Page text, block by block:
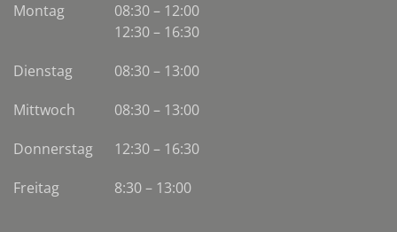
Montag
08:30 – 12:00
12:30 – 16:30
Dienstag
08:30– 13:00
Mittwoch
08:30– 13:00
Donnerstag
12:30 – 16:30
Freitag
8:30 – 13:00